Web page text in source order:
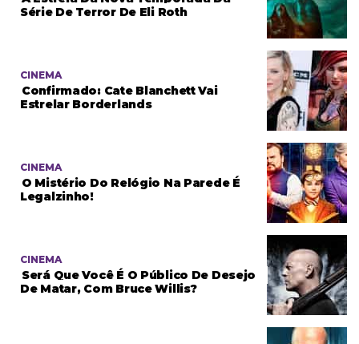
Série De Terror De Eli Roth
CINEMA
Confirmado: Cate Blanchett Vai
Estrelar Borderlands
CINEMA
O Mistério Do Relógio Na Parede É
Legalzinho!
CINEMA
Será Que Você É O Público De Desejo
De Matar, Com Bruce Willis?